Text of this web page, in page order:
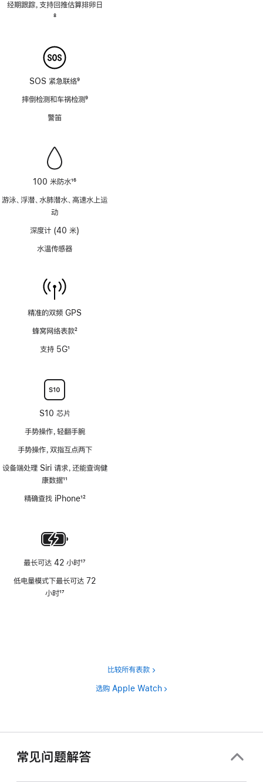
经期跟踪，支持回推估算排卵日
8
SOS 紧急联络9
摔倒检测和车祸检测9
警笛
100 米防水16
游泳、浮潜、水肺潜水、高速水上运
动
深度计 (40 米)
水温传感器
精准的双频 GPS
蜂窝网络表款2
支持 5G1
S10 芯片
手势操作，轻翻手腕
手势操作，双指互点两下
设备端处理 Siri 请求，还能查询健
康数据11
精确查找 iPhone12
最长可达 42 小时17
低电量模式下最长可达 72
小时17
比较所有表款
选购 Apple Watch
常见问题解答